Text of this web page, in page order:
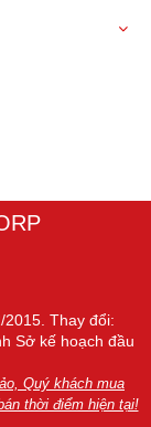
Thay đổi:
Sở kế hoạch đầu
Quý khách mua
thời điểm hiện tại!